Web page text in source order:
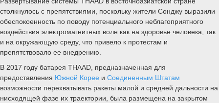
столкнулось с препятствиями, поскольку жители Сонджу выразили
обеспокоенность по поводу потенциального неблагоприятного
воздействия электромагнитных волн как на здоровье человека, так
и на окружающую среду, что привело к протестам и
препятствовало ее внедрению.
В 2017 году батарея THAAD, предназначенная для
предоставления Южной Корее и Соединенным Штатам
возможности перехватывать ракеты малой и средней дальности на
нисходящей фазе их траектории, была размещена на закрытом